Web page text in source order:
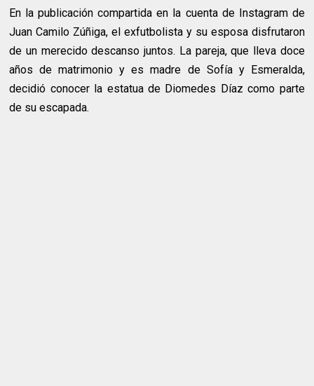
En la publicación compartida en la cuenta de Instagram de
Juan Camilo Zúñiga, el exfutbolista y su esposa disfrutaron
de un merecido descanso juntos. La pareja, que lleva doce
años de matrimonio y es madre de Sofía y Esmeralda,
decidió conocer la estatua de Diomedes Díaz como parte
de su escapada.